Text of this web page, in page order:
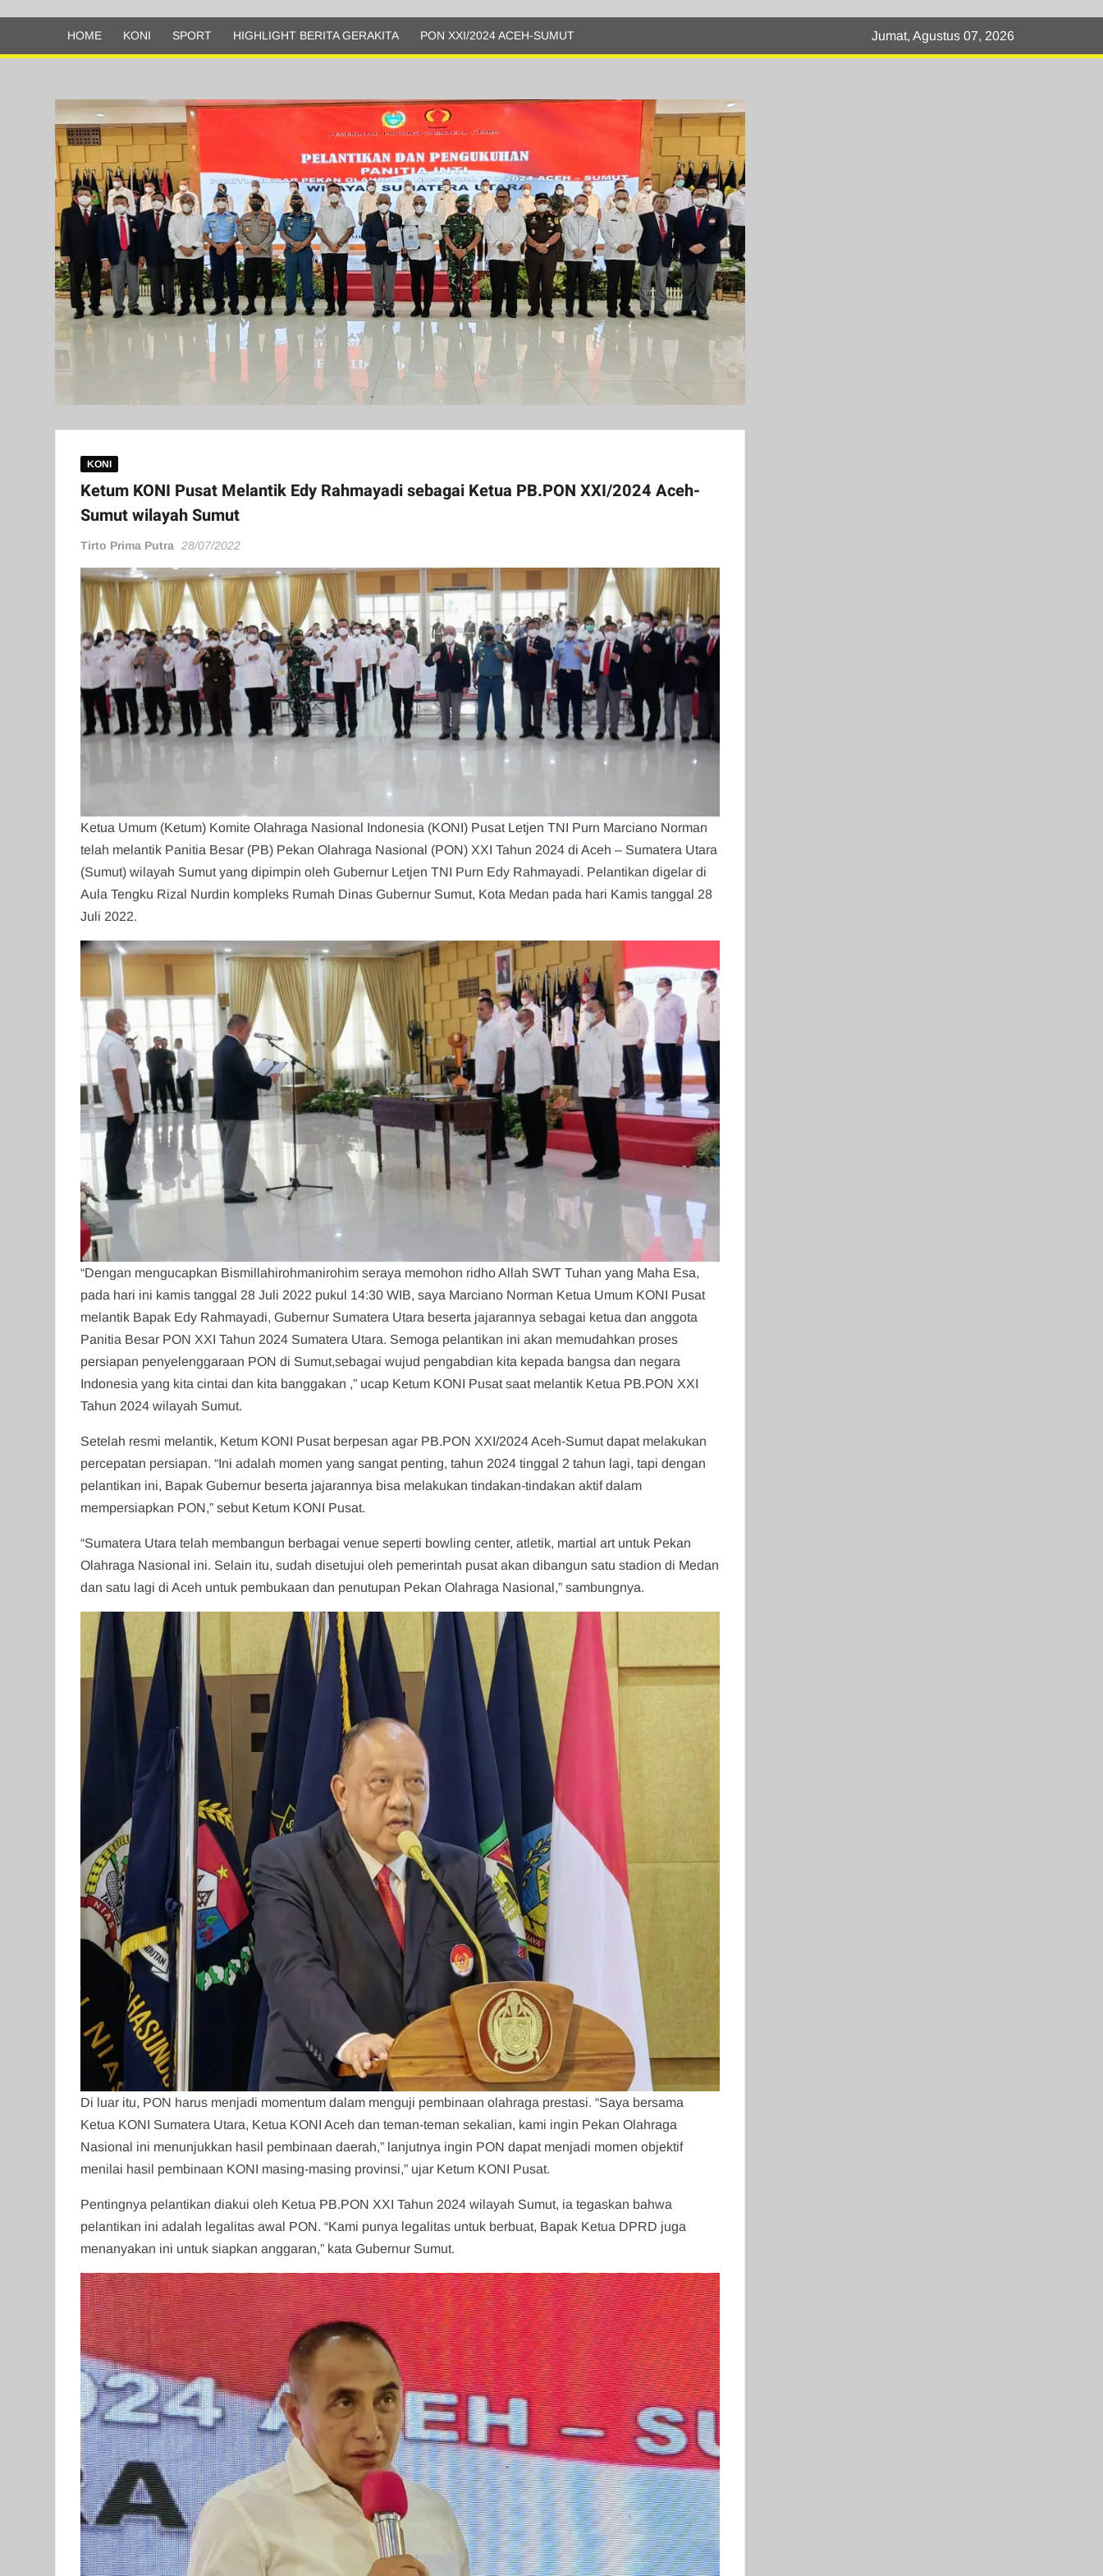
Olahraga
HOME KONI SPORT HIGHLIGHT BERITA GERAKITA PON XXI/2024 ACEH-SUMUT Jumat, Agustus 07, 2026
KONI
Ketum KONI Pusat Melantik Edy Rahmayadi sebagai Ketua PB.PON XXI/2024 Aceh-
Sumut wilayah Sumut
Tirto Prima Putra 28/07/2022
Ketua Umum (Ketum) Komite Olahraga Nasional Indonesia (KONI) Pusat Letjen TNI Purn Marciano Norman
telah melantik Panitia Besar (PB) Pekan Olahraga Nasional (PON) XXI Tahun 2024 di Aceh – Sumatera Utara
(Sumut) wilayah Sumut yang dipimpin oleh Gubernur Letjen TNI Purn Edy Rahmayadi. Pelantikan digelar di
Aula Tengku Rizal Nurdin kompleks Rumah Dinas Gubernur Sumut, Kota Medan pada hari Kamis tanggal 28
Juli 2022.
“Dengan mengucapkan Bismillahirohmanirohim seraya memohon ridho Allah SWT Tuhan yang Maha Esa,
pada hari ini kamis tanggal 28 Juli 2022 pukul 14:30 WIB, saya Marciano Norman Ketua Umum KONI Pusat
melantik Bapak Edy Rahmayadi, Gubernur Sumatera Utara beserta jajarannya sebagai ketua dan anggota
Panitia Besar PON XXI Tahun 2024 Sumatera Utara. Semoga pelantikan ini akan memudahkan proses
persiapan penyelenggaraan PON di Sumut,sebagai wujud pengabdian kita kepada bangsa dan negara
Indonesia yang kita cintai dan kita banggakan ,” ucap Ketum KONI Pusat saat melantik Ketua PB.PON XXI
Tahun 2024 wilayah Sumut.
Setelah resmi melantik, Ketum KONI Pusat berpesan agar PB.PON XXI/2024 Aceh-Sumut dapat melakukan
percepatan persiapan. “Ini adalah momen yang sangat penting, tahun 2024 tinggal 2 tahun lagi, tapi dengan
pelantikan ini, Bapak Gubernur beserta jajarannya bisa melakukan tindakan-tindakan aktif dalam
mempersiapkan PON,” sebut Ketum KONI Pusat.
“Sumatera Utara telah membangun berbagai venue seperti bowling center, atletik, martial art untuk Pekan
Olahraga Nasional ini. Selain itu, sudah disetujui oleh pemerintah pusat akan dibangun satu stadion di Medan
dan satu lagi di Aceh untuk pembukaan dan penutupan Pekan Olahraga Nasional,” sambungnya.
Di luar itu, PON harus menjadi momentum dalam menguji pembinaan olahraga prestasi. “Saya bersama
Ketua KONI Sumatera Utara, Ketua KONI Aceh dan teman-teman sekalian, kami ingin Pekan Olahraga
Nasional ini menunjukkan hasil pembinaan daerah,” lanjutnya ingin PON dapat menjadi momen objektif
menilai hasil pembinaan KONI masing-masing provinsi,” ujar Ketum KONI Pusat.
Pentingnya pelantikan diakui oleh Ketua PB.PON XXI Tahun 2024 wilayah Sumut, ia tegaskan bahwa
pelantikan ini adalah legalitas awal PON. “Kami punya legalitas untuk berbuat, Bapak Ketua DPRD juga
menanyakan ini untuk siapkan anggaran,” kata Gubernur Sumut.